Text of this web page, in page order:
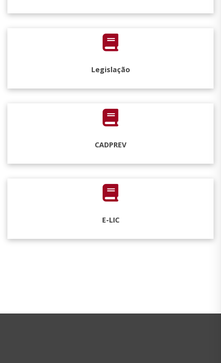
Legislação
CADPREV
E-LIC